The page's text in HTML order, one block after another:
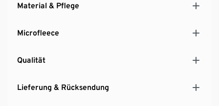
Material & Pflege
Microfleece
Qualität
Lieferung & Rücksendung